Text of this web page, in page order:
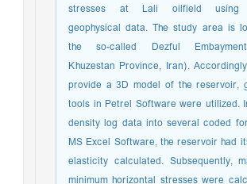
stresses at Lali oilfield using
geophysical data. The study area is
the so-called Dezful
Khuzestan Province, Iran).
provide a 3D model of the reservoir,
tools in Petrel Software were utilized.
density log data into several coded
MS Excel Software, the reservoir had
elasticity calculated. Subsequently,